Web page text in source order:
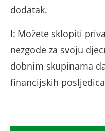
dodatak.
I: Možete sklopiti
nezgode za svoju
dobnim skupinama
financijskih